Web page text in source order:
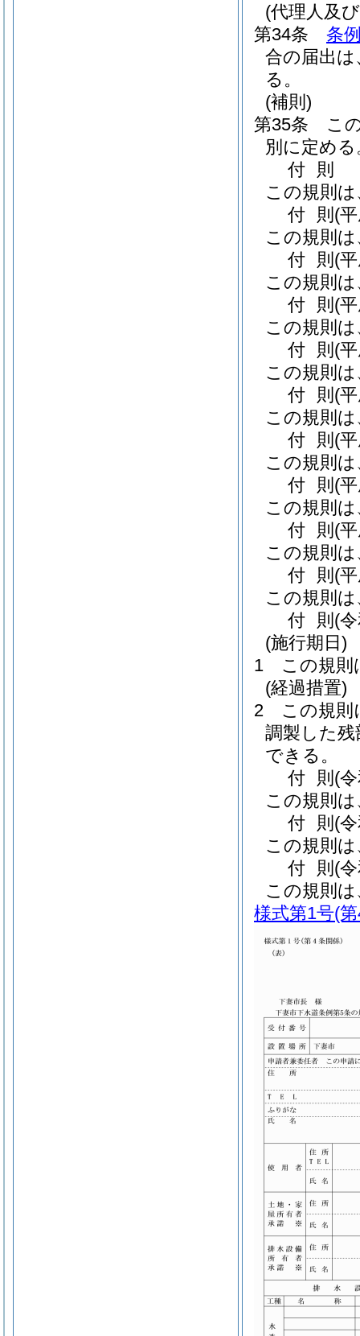
(代理人及
第34条
条
合の届出は
る。
(補則)
第35条
こ
別に定める
付 則
この規則
付 則 (
この規則
付 則 (
この規則
付 則 (
この規則
付 則 (
この規則
付 則 (
この規則
付 則 (
この規則
付 則 (
この規則
付 則 (
この規則
付 則 (
この規則
付 則 (
(施行期日)
1
この規則
(経過措置)
2
この規則
調製した
できる。
付 則 (
この規則
付 則 (
この規則
付 則 (
この規則
様式第1号(